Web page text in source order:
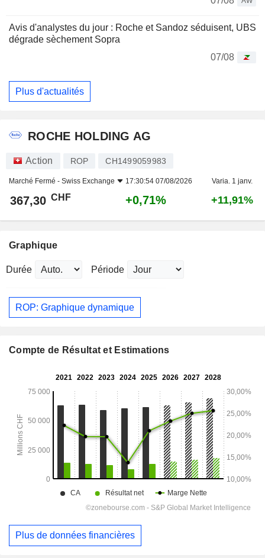
Avis d'analystes du jour : Roche et Sandoz séduisent, UBS
dégrade sèchement Sopra
07/08
Plus d'actualités
ROCHE HOLDING AG
Action ROP CH1499059983
Marché Fermé - Swiss Exchange 17:30:54 07/08/2026 Varia. 1 janv.
367,30 CHF +0,71% +11,91%
Graphique
Durée Période
ROP: Graphique dynamique
Compte de Résultat et Estimations
Plus de données financières